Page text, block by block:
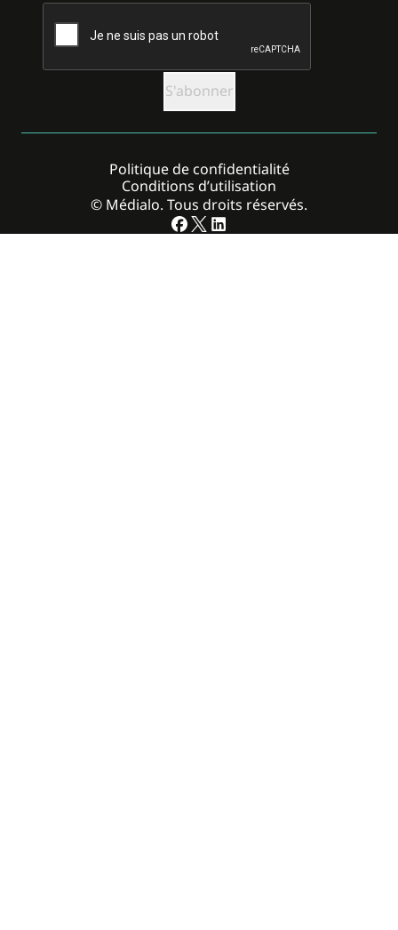
CAPTCHA
© Médialo. Tous droits réservés.
Politique de confidentialité
Conditions d’utilisation